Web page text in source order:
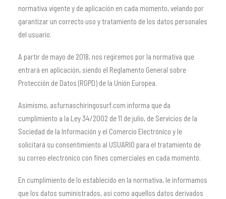
normativa vigente y de aplicación en cada momento, velando por
garantizar un correcto uso y tratamiento de los datos personales
del usuario.
A partir de mayo de 2018, nos regiremos por la normativa que
entrará en aplicación, siendo el Reglamento General sobre
Protección de Datos (RGPD) de la Unión Europea.
Asimismo, asfurnaschiringosurf.com informa que da
cumplimiento a la Ley 34/2002 de 11 de julio, de Servicios de la
Sociedad de la Información y el Comercio Electrónico y le
solicitará su consentimiento al USUARIO para el tratamiento de
su correo electrónico con fines comerciales en cada momento.
En cumplimiento de lo establecido en la normativa, le informamos
que los datos suministrados, así como aquellos datos derivados